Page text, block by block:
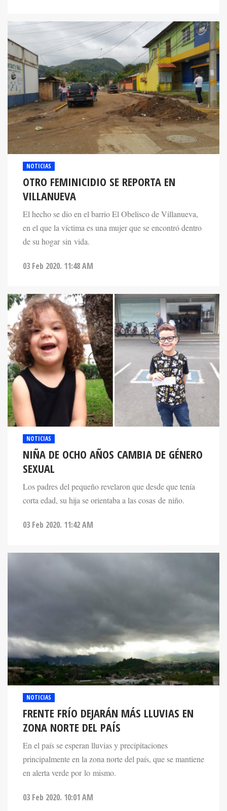
NOTICIAS
OTRO FEMINICIDIO SE REPORTA EN
VILLANUEVA
El hecho se dio en el barrio El Obelisco de Villanueva,
en el que la víctima es una mujer que se encontró dentro
de su hogar sin vida.
03 Feb 2020. 11:48 AM
NOTICIAS
NIÑA DE OCHO AÑOS CAMBIA DE GÉNERO
SEXUAL
Los padres del pequeño revelaron que desde que tenía
corta edad, su hija se orientaba a las cosas de niño.
03 Feb 2020. 11:42 AM
NOTICIAS
FRENTE FRÍO DEJARÁN MÁS LLUVIAS EN
ZONA NORTE DEL PAÍS
En el país se esperan lluvias y precipitaciones
principalmente en la zona norte del país, que se mantiene
en alerta verde por lo mismo.
03 Feb 2020. 10:01 AM